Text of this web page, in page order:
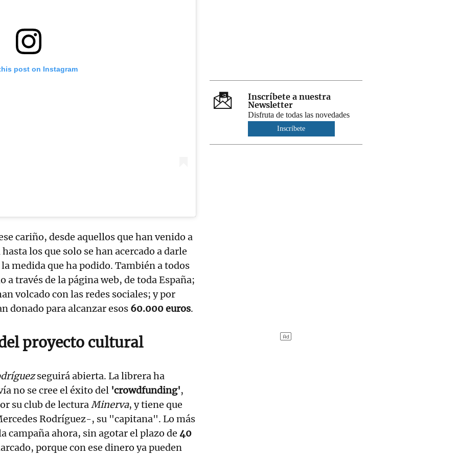
post on Instagram
cariño, desde aquellos que han venido a
los que solo se han acercado a darle
medida que ha podido. También a todos
a través de la página web, de toda España;
volcado con las redes sociales; y por
donado para alcanzar esos 60.000 euros.
proyecto cultural
seguirá abierta. La librera ha
no se cree el éxito del 'crowdfunding',
su club de lecturaMinerva, y tiene que
Rodríguez-, su "capitana". Lo más
campaña ahora, sin agotar el plazo de 40
porque con ese dinero ya pueden
Inscríbete a nuestra
Newsletter
Disfruta de todas las novedades
Inscríbete